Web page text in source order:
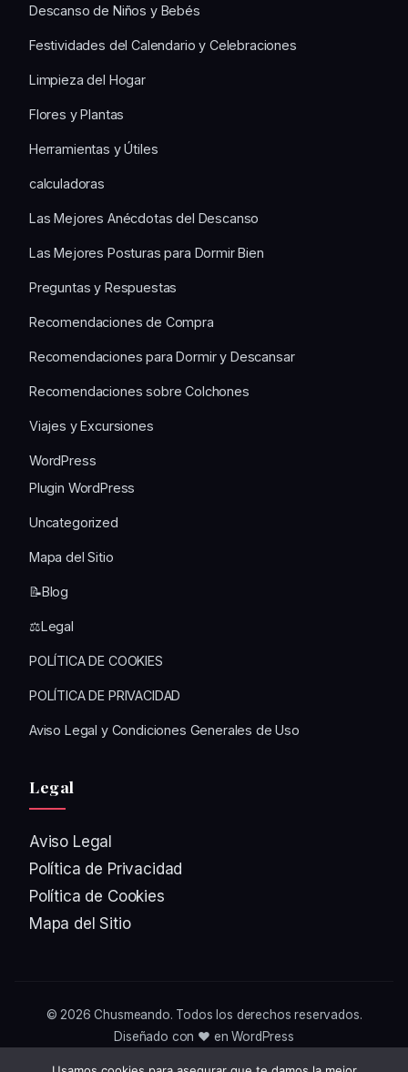
Descanso de Niños y Bebés
Festividades del Calendario y Celebraciones
Limpieza del Hogar
Flores y Plantas
Herramientas y Útiles
calculadoras
Las Mejores Anécdotas del Descanso
Las Mejores Posturas para Dormir Bien
Preguntas y Respuestas
Recomendaciones de Compra
Recomendaciones para Dormir y Descansar
Recomendaciones sobre Colchones
Viajes y Excursiones
WordPress
Plugin WordPress
Uncategorized
Mapa del Sitio
📝Blog
⚖️Legal
POLÍTICA DE COOKIES
POLÍTICA DE PRIVACIDAD
Aviso Legal y Condiciones Generales de Uso
Legal
Aviso Legal
Política de Privacidad
Política de Cookies
Mapa del Sitio
© 2026Chusmeando. Todos los derechos reservados.
Diseñado con ❤️ en WordPress